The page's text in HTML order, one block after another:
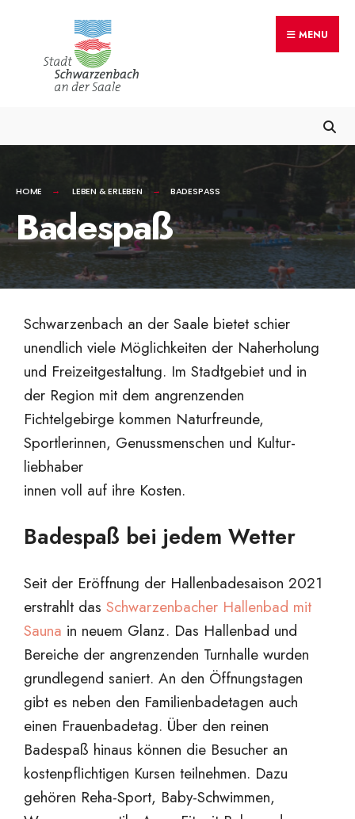
MENU
HOME LEBEN & ERLEBEN BADESPASS
Badespaß
Schwarzenbach an der Saale bietet schier
unendlich viele Möglichkeiten der Naherholung
und Freizeitgestaltung. Im Stadtgebiet und in
der Region mit dem angrenzenden
Fichtelgebirge kommen Naturfreunde,
Sportlerinnen, Genussmenschen und Kultur-
liebhaber
innen voll auf ihre Kosten.
Badespaß bei jedem Wetter
Seit der Eröffnung der Hallenbadesaison 2021
erstrahlt das Schwarzenbacher Hallenbad mit
Sauna in neuem Glanz. Das Hallenbad und
Bereiche der angrenzenden Turnhalle wurden
grundlegend saniert. An den Öffnungstagen
gibt es neben den Familienbadetagen auch
einen Frauenbadetag. Über den reinen
Badespaß hinaus können die Besucher an
kostenpflichtigen Kursen teilnehmen. Dazu
gehören Reha-Sport, Baby-Schwimmen,